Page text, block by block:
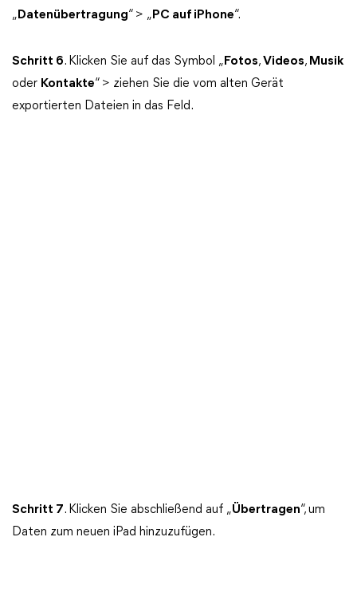
„ Datenübertragung“ > „ PC auf iPhone“.
Schritt 6. Klicken Sie auf das Symbol „ Fotos,Videos, Musik
oder Kontakte“ > ziehen Sie die vom alten Gerät
exportierten Dateien in das Feld.
Schritt 7. Klicken Sie abschließend auf „Übertragen“, um
Daten zum neuen iPad hinzuzufügen.